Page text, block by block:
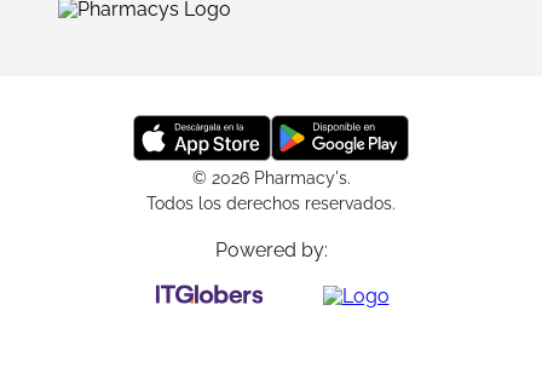
© 2026 Pharmacy's.
Todos los derechos reservados.
Powered by: